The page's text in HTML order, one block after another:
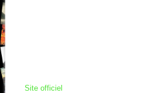
Site officiel